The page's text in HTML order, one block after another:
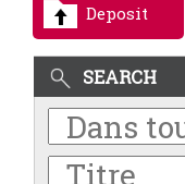
Deposit
SEARCH